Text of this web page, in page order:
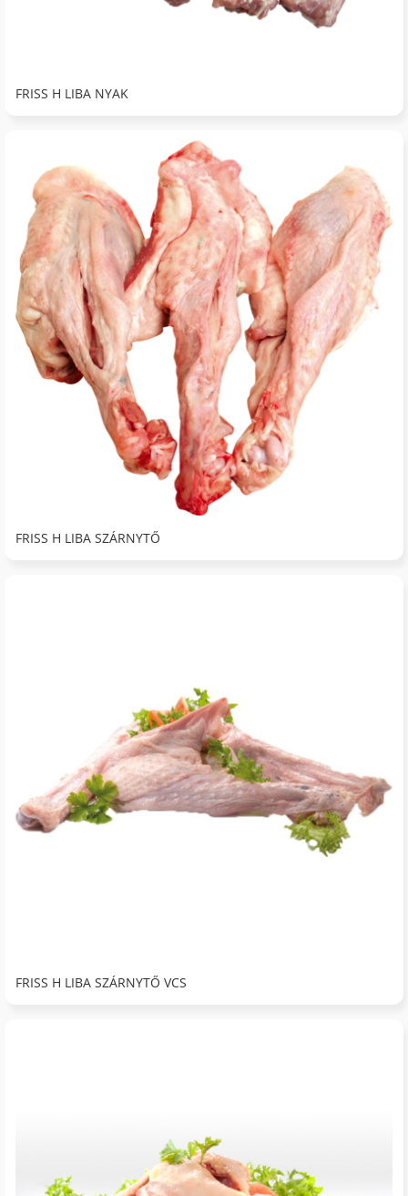
FRISS H LIBA NYAK
FRISS H LIBA SZÁRNYTŐ
FRISS H LIBA SZÁRNYTŐ VCS